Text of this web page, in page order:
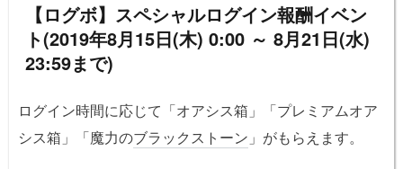
【ログボ】スペシャルログイン報酬イベン
ト(2019年8月15日(木) 0:00 ～ 8月21日(水)
23:59まで)
ログイン時間に応じて「オアシス箱」「プレミアムオア
シス箱」「魔力のブラックストーン 」がもらえます。